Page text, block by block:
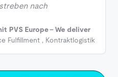
nach
PVS Europe - We deliver
Fulfillment , Kontraktlogistik